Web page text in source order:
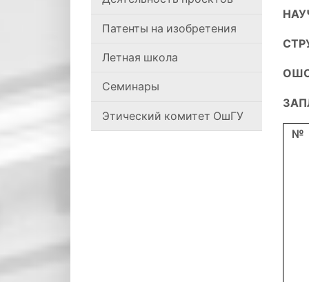
Патенты на изобретения
Летная школа
Семинары
Этический комитет ОшГУ
№